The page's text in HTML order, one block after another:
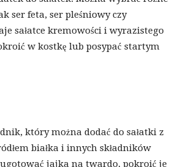
ser feta, ser pleśniowy czy
sałatce kremowości i wyrazistego
w kostkę lub posypać startym
który można dodać do sałatki z
białka i innych składników
jajka na twardo, pokroić je